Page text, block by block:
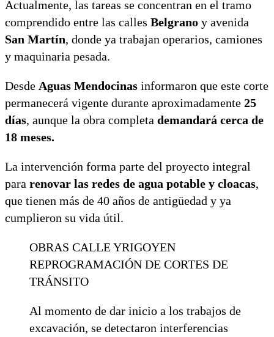
Actualmente, las tareas se concentran en el tramo
comprendido entre las calles Belgrano y avenida
San Martín, donde ya trabajan operarios, camiones
y maquinaria pesada.
Desde Aguas Mendocinas informaron que este corte
permanecerá vigente durante aproximadamente 25
días, aunque la obra completa demandará cerca de
18 meses.
La intervención forma parte del proyecto integral
para renovar las redes de agua potable y cloacas,
que tienen más de 40 años de antigüedad y ya
cumplieron su vida útil.
OBRAS CALLE YRIGOYEN
REPROGRAMACIÓN DE CORTES DE
TRÁNSITO
Al momento de dar inicio a los trabajos de
excavación, se detectaron interferencias